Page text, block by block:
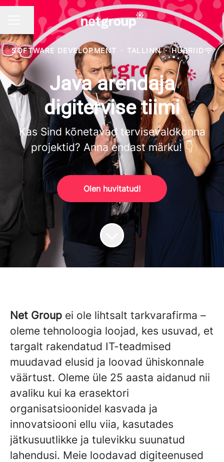
KARJÄÄRIMENÜÜ
Jaga lehte
SOFTWARE DEVELOPMENT · TALLINN · HÜBRIID
Java arendaja
digitervise tiimi
Kas Sind kõnetavad tervisevaldkonna
projektid? Anna endast märku! 👇
Olen huvitatud!
Net Group ei ole lihtsalt tarkvarafirma –
oleme tehnoloogia loojad, kes usuvad, et
targalt rakendatud IT-teadmised
muudavad elusid ja loovad ühiskonnale
väärtust. Oleme üle 25 aasta aidanud nii
avaliku kui ka erasektori
organisatsioonidel kasvada ja
innovatsiooni ellu viia, kasutades
jätkusuutlikke ja tulevikku suunatud
lahendusi. Meie loodavad digiteenused